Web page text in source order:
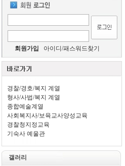
회원가입 아이디/패스워드찾기
경찰/경호/복지 계열
형사/사법/복지 계열
종합예술계열
사회복지사/보육교사양성교육
경찰청지정교육
기숙사 예울관
갤러리